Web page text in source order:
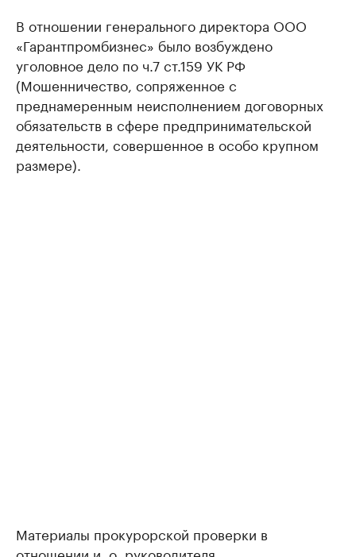
В отношении генерального директора ООО
«Гарантпромбизнес» было возбуждено
уголовное дело по ч.7 ст.159 УК РФ
(Мошенничество, сопряженное с
преднамеренным неисполнением договорных
обязательств в сфере предпринимательской
деятельности, совершенное в особо крупном
размере).
Материалы прокурорской проверки в